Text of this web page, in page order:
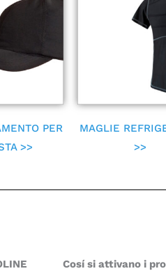
PER
>>
MAGLIE
>>
Cosí si attivano i